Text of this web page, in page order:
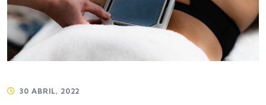
30 ABRIL, 2022